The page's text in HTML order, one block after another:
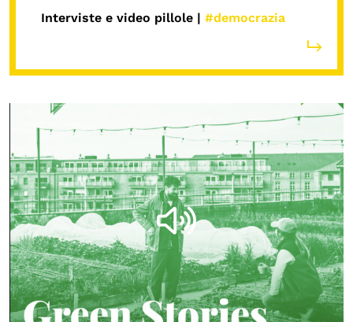
Interviste e video pillole | #democrazia